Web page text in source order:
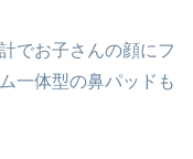
でお子さんの顔にフ
一体型の鼻パッドも